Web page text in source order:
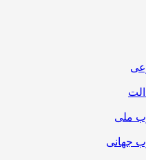
ملی
جهانی